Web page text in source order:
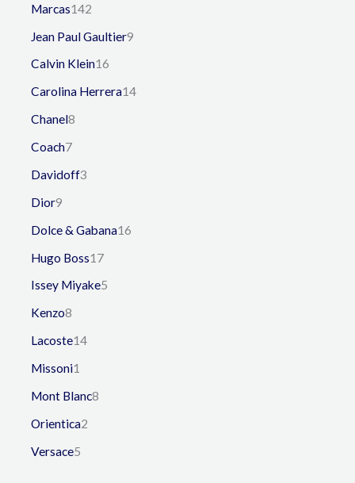
Marcas142
Jean Paul Gaultier9
Calvin Klein16
Carolina Herrera14
Chanel8
Coach7
Davidoff3
Dior9
Dolce & Gabana16
Hugo Boss17
Issey Miyake5
Kenzo8
Lacoste14
Missoni1
Mont Blanc8
Orientica2
Versace5